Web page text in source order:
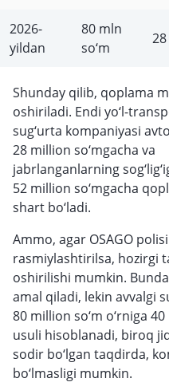
2026-
yildan
80 mln
so‘m
Shunday qilib, qoplama
oshiriladi. Endi yo‘l-
sug‘urta kompaniyasi
28 million so‘mgacha va
jabrlanganlarning
52 million so‘mgacha
shart bo‘ladi.
Ammo, agar OSAGO
rasmiylashtirilsa, hozirgi
oshirilishi mumkin.
amal qiladi, lekin avvalgi
80 million so‘m o‘rniga
usuli hisoblanadi, biroq
sodir bo‘lgan taqdirda,
bo‘lmasligi mumkin.